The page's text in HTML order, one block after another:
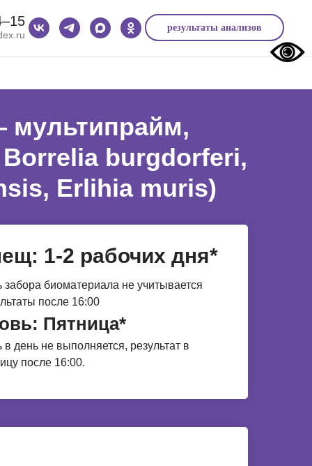
результаты анализов
мультипрайм,
burgdorferi,
Erlihia muris)
1-2 рабочих дня*
забора биоматериала не учитывается
после 16:00
Пятница*
в день не выполняется, результат в
после 16:00.